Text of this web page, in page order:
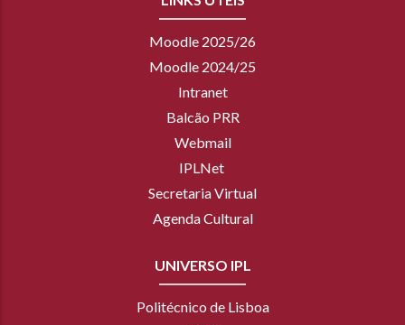
Moodle 2025/26
Moodle 2024/25
Intranet
Balcão PRR
Webmail
IPLNet
Secretaria Virtual
Agenda Cultural
UNIVERSO IPL
Politécnico de Lisboa